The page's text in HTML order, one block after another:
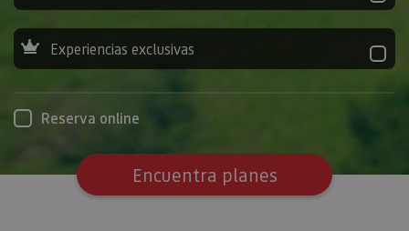
Experiencias exclusivas
Reserva online
Encuentra planes